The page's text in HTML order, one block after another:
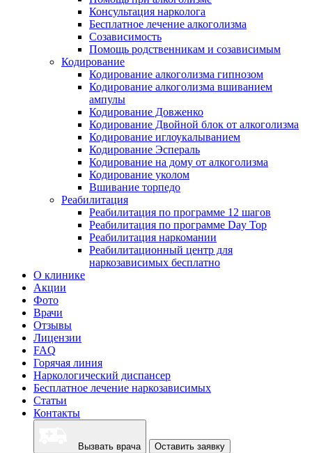
Консультация нарколога
Бесплатное лечение алкоголизма
Созависимость
Помощь родственникам и созависимым
Кодирование
Кодирование алкоголизма гипнозом
Кодирование алкоголизма вшиванием
ампулы
Кодирование Довженко
Кодирование Двойной блок от алкоголизма
Кодирование иглоукалыванием
Кодирование Эспераль
Кодирование на дому от алкоголизма
Кодирование уколом
Вшивание торпедо
Реабилитация
Реабилитация по программе 12 шагов
Реабилитация по программе Day Top
Реабилитация наркомании
Реабилитационный центр для
наркозависимых бесплатно
О клинике
Акции
Фото
Врачи
Отзывы
Лицензии
FAQ
Горячая линия
Наркологический диспансер
Бесплатное лечение наркозависимых
Статьи
Контакты
Вызвать врача Оставить заявку